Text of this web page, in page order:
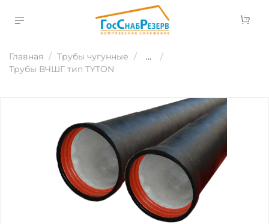
Главная Трубы чугунные
...
Трубы ВЧШГ тип TYTON